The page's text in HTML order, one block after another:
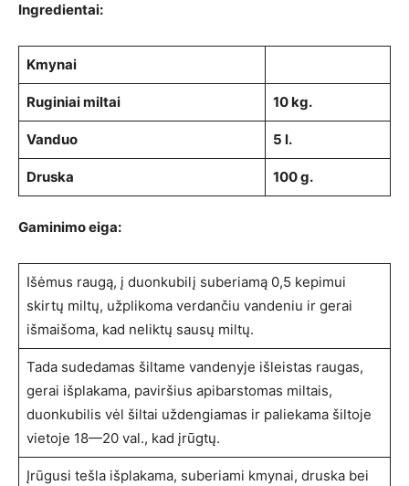
Ingredientai:
Kmynai
Ruginiai miltai 10 kg.
Vanduo 5 l.
Druska 100 g.
Gaminimo eiga:
Išėmus raugą, į duonkubilį suberiamą 0,5 kepimui
skirtų miltų, užplikoma verdančiu vandeniu ir gerai
išmaišoma, kad neliktų sausų miltų.
Tada sudedamas šiltame vandenyje išleistas raugas,
gerai išplakama, paviršius apibarstomas miltais,
duonkubilis vėl šiltai uždengiamas ir paliekama šiltoje
vietoje 18—20 val., kad įrūgtų.
Įrūgusi tešla išplakama, suberiami kmynai, druska bei